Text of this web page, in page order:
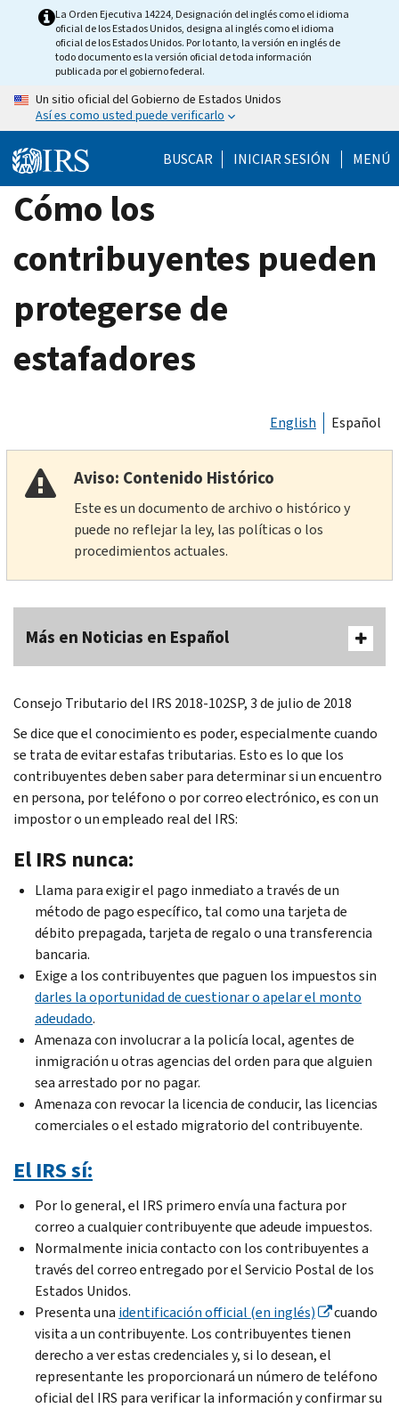
La Orden Ejecutiva 14224, Designación del inglés como el idioma
oficial de los Estados Unidos, designa al inglés como el idioma
oficial de los Estados Unidos. Por lo tanto, la versión en inglés de
todo documento es la versión oficial de toda información
publicada por el gobierno federal.
Un sitio oficial del Gobierno de Estados Unidos
Así es como usted puede verificarlo
BUSCAR INICIAR SESIÓN MENÚ
Cómo los
contribuyentes pueden
protegerse de
estafadores
English Español
Aviso: Contenido Histórico
Este es un documento de archivo o histórico y
puede no reflejar la ley, las políticas o los
procedimientos actuales.
Más en Noticias en Español
Consejo Tributario del IRS 2018-102SP, 3 de julio de 2018
Se dice que el conocimiento es poder, especialmente cuando
se trata de evitar estafas tributarias. Esto es lo que los
contribuyentes deben saber para determinar si un encuentro
en persona, por teléfono o por correo electrónico, es con un
impostor o un empleado real del IRS:
El IRS nunca:
Llama para exigir el pago inmediato a través de un
método de pago específico, tal como una tarjeta de
débito prepagada, tarjeta de regalo o una transferencia
bancaria.
Exige a los contribuyentes que paguen los impuestos sin
darles la oportunidad de cuestionar o apelar el monto
adeudado.
Amenaza con involucrar a la policía local, agentes de
inmigración u otras agencias del orden para que alguien
sea arrestado por no pagar.
Amenaza con revocar la licencia de conducir, las licencias
comerciales o el estado migratorio del contribuyente.
El IRS sí:
Por lo general, el IRS primero envía una factura por
correo a cualquier contribuyente que adeude impuestos.
Normalmente inicia contacto con los contribuyentes a
través del correo entregado por el Servicio Postal de los
Estados Unidos.
Presenta una identificación official (en inglés)
cuando
visita a un contribuyente. Los contribuyentes tienen
derecho a ver estas credenciales y, si lo desean, el
representante les proporcionará un número de teléfono
oficial del IRS para verificar la información y confirmar su